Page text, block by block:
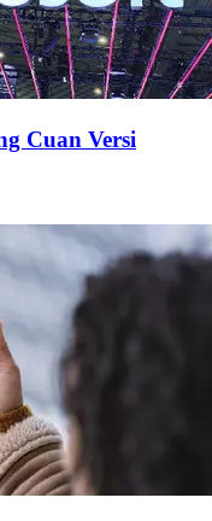
Cuan Versi